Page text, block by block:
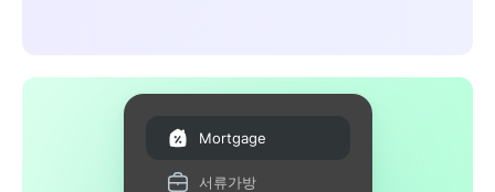
Mortgage
서류가방